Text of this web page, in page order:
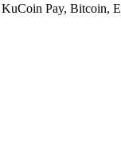
Pay, Bitcoin,